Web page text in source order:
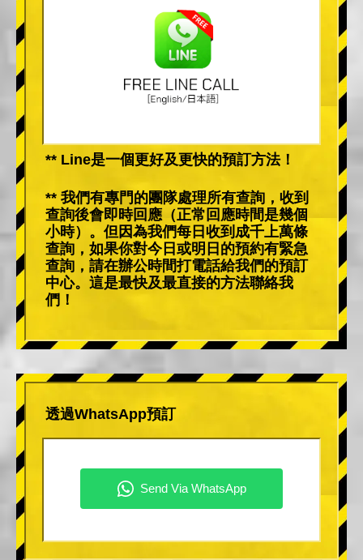
** Line是一個更好及更快的預訂方法！
** 我們有專門的團隊處理所有查詢，收到
查詢後會即時回應（正常回應時間是幾個
小時）。但因為我們每日收到成千上萬條
查詢，如果你對今日或明日的預約有緊急
查詢，請在辦公時間打電話給我們的預訂
中心。這是最快及最直接的方法聯絡我
們！
透過WhatsApp預訂